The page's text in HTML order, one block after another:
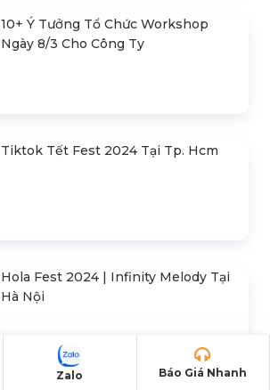
10+ Ý Tưởng Tổ Chức Workshop
Ngày 8/3 Cho Công Ty
Tiktok Tết Fest 2024 Tại Tp. Hcm
Hola Fest 2024 | Infinity Melody Tại
Hà Nội
Báo Giá Nhanh
Zalo